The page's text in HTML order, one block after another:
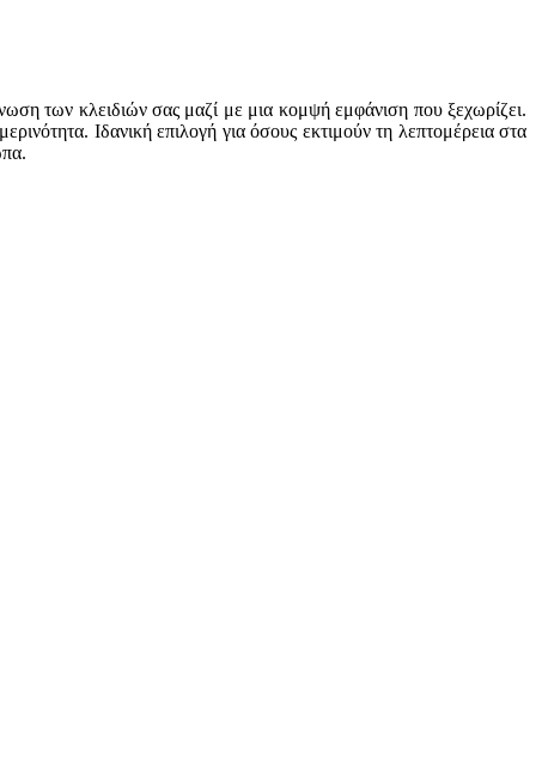
των κλειδιών σας μαζί με μια κομψή εμφάνιση που ξεχωρίζει.
Ιδανική επιλογή για όσους εκτιμούν τη λεπτομέρεια στα